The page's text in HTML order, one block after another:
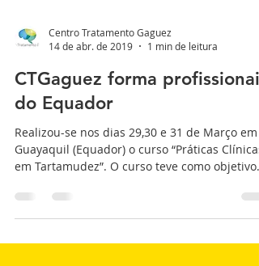
Centro Tratamento Gaguez
14 de abr. de 2019
1 min de leitura
CTGaguez forma profissionais
do Equador
Realizou-se nos dias 29,30 e 31 de Março em
Guayaquil (Equador) o curso “Práticas Clínicas
capaci